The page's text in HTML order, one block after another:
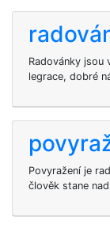
Radovánky jsou
legrace, dobré
Povyražení je
člověk stane